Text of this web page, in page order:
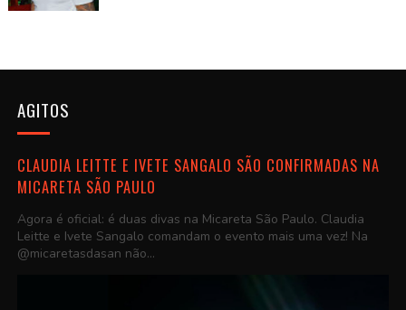
AGITOS
CLAUDIA LEITTE E IVETE SANGALO SÃO CONFIRMADAS NA
MICARETA SÃO PAULO
Agora é oficial: é duas divas na Micareta São Paulo. Claudia
Leitte e Ivete Sangalo comandam o evento mais uma vez! Na
@micaretasdasan não...